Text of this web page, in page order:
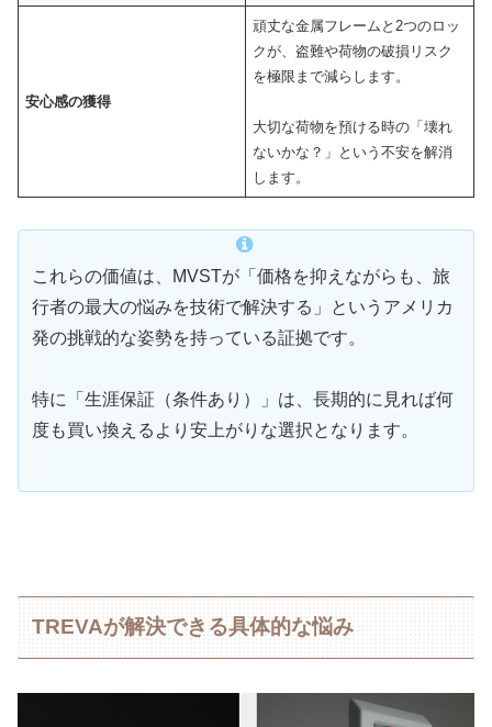
安心感の獲得
頑丈な金属フレームと2つのロッ
クが、盗難や荷物の破損リスク
を極限まで減らします。
大切な荷物を預ける時の「壊れ
ないかな？」という不安を解消
します。
これらの価値は、MVSTが「価格を抑えながらも、旅
行者の最大の悩みを技術で解決する」というアメリカ
発の挑戦的な姿勢を持っている証拠です。
特に「生涯保証（条件あり）」は、長期的に見れば何
度も買い換えるより安上がりな選択となります。
TREVAが解決できる具体的な悩み